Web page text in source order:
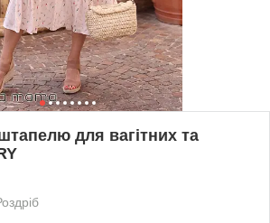
для вагітних та